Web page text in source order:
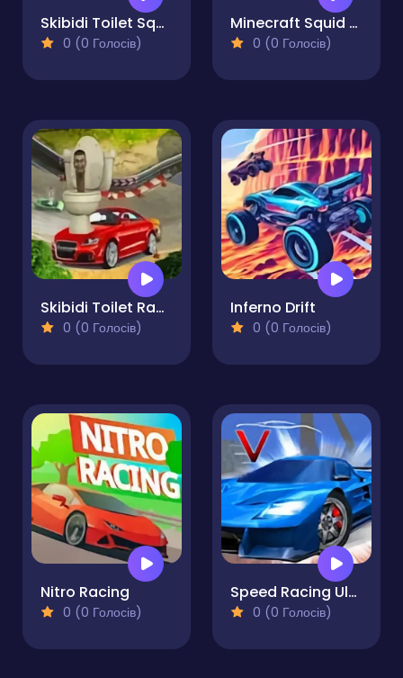
Skibidi Toilet Squid Game Kart Racing Online
0 (0 Голосів)
Minecraft Squid Sprunki Drift Multiplayer
0 (0 Голосів)
Skibidi Toilet Racing Multiplayer
0 (0 Голосів)
Inferno Drift
0 (0 Голосів)
Nitro Racing
0 (0 Голосів)
Speed Racing Ultimate 5
0 (0 Голосів)